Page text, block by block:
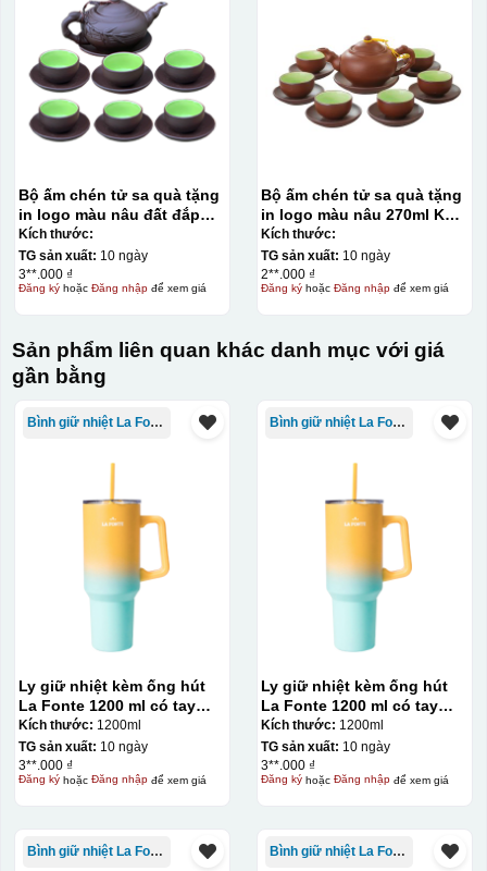
Bộ ấm chén tử sa quà tặng
in logo màu nâu đất đắp
trúc 200ml KQ-ACTS15
Kích thước:
TG sản xuất: 10 ngày
3**.000 ₫
Đăng kýhoặc Đăng nhậpđể xem giá
Bộ ấm chén tử sa quà tặng
in logo màu nâu 270ml KQ-
ACTS11
Kích thước:
TG sản xuất: 10 ngày
2**.000 ₫
Đăng kýhoặc Đăng nhậpđể xem giá
Sản phẩm liên quan khác danh mục với giá
gần bằng
Bình giữ nhiệt La Fonte
Ly giữ nhiệt kèm ống hút
La Fonte 1200 ml có tay
cầm – 012317
Kích thước: 1200ml
TG sản xuất: 10 ngày
3**.000 ₫
Đăng kýhoặc Đăng nhậpđể xem giá
Bình giữ nhiệt La Fonte
Ly giữ nhiệt kèm ống hút
La Fonte 1200 ml có tay
cầm – 012317
Kích thước: 1200ml
TG sản xuất: 10 ngày
3**.000 ₫
Đăng kýhoặc Đăng nhậpđể xem giá
Bình giữ nhiệt La Fonte Bình giữ nhiệt La Fonte